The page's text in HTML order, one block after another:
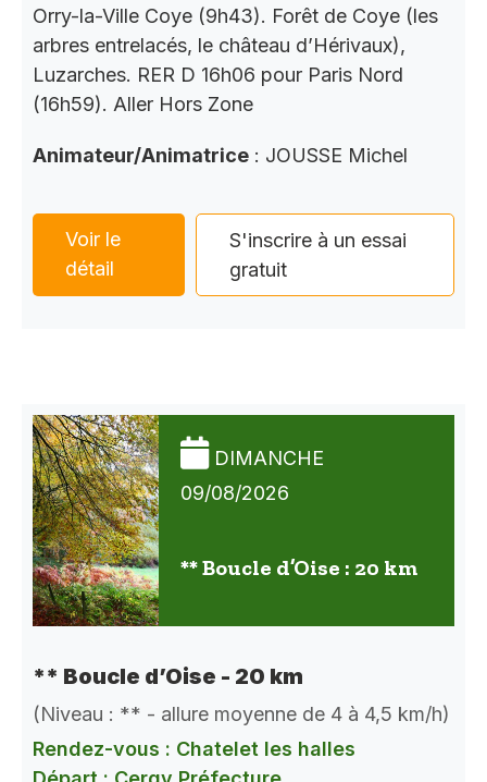
Orry-la-Ville Coye (9h43). Forêt de Coye (les
arbres entrelacés, le château d’Hérivaux),
Luzarches. RER D 16h06 pour Paris Nord
(16h59). Aller Hors Zone
Animateur/Animatrice : JOUSSE Michel
Voir le
détail
S'inscrire à un essai
gratuit
DIMANCHE
09/08/2026
** Boucle d’Oise : 20 km
** Boucle d’Oise - 20 km
(Niveau : ** - allure moyenne de 4 à 4,5 km/h)
Rendez-vous : Chatelet les halles